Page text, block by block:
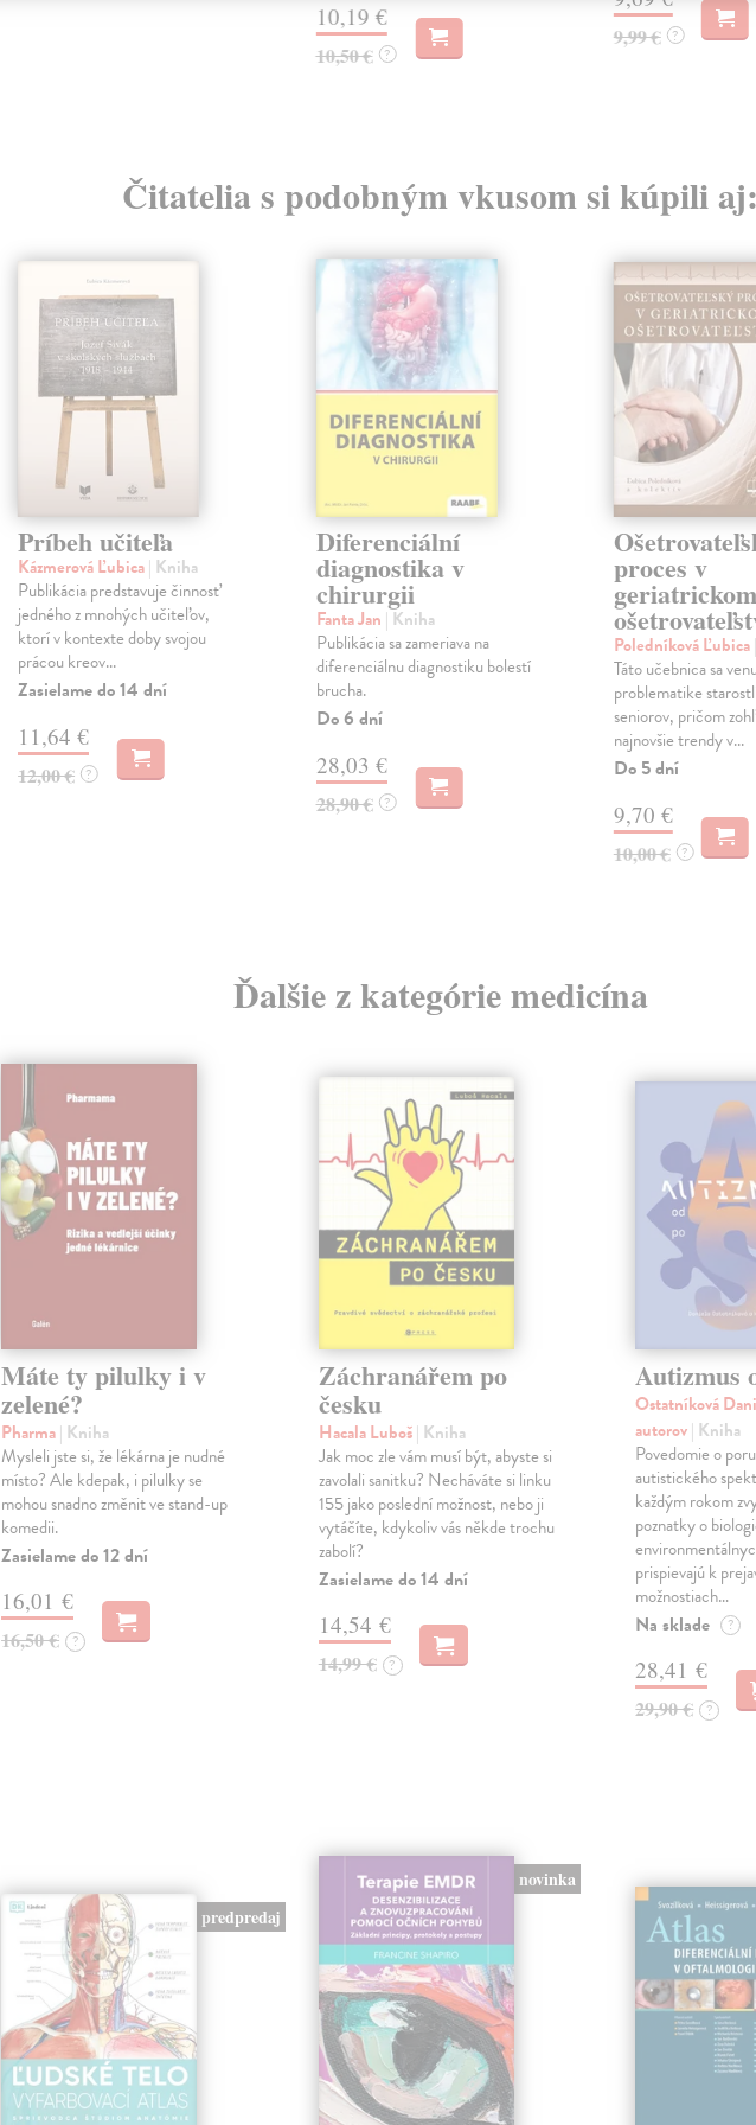
10,19 €
10,50 € ?
9,99 € ?
Čitatelia s podobným vkusom si kúpili aj:
Príbeh učiteľa
Kázmerová Ľubica| Kniha
Publikácia predstavuje činnosť
jedného z mnohých učiteľov,
ktorí v kontexte doby svojou
prácou kreov...
Zasielame do 14 dní
11,64 €
12,00 € ?
Diferenciální
diagnostika v
chirurgii
Fanta Jan | Kniha
Publikácia sa zameriava na
diferenciálnu diagnostiku bolestí
brucha.
Do 6 dní
28,03 €
28,90 € ?
proces v
geriatrickom
Poledníková Ľubica
Táto učebnica sa
problematike
seniorov, pričom
najnovšie trendy v...
Do 5 dní
9,70 €
10,00 € ?
Ďalšie z kategórie medicína
Máte ty pilulky i v
zelené?
Pharma| Kniha
Mysleli jste si, že lékárna je nudné
místo? Ale kdepak, i pilulky se
mohou snadno změnit ve stand-up
komedii.
Zasielame do 12 dní
16,01 €
16,50 € ?
Záchranářem po
česku
Hacala Luboš| Kniha
Jak moc zle vám musí být, abyste si
zavolali sanitku? Necháváte si linku
155 jako poslední možnost, nebo ji
vytáčíte, kdykoliv vás někde trochu
zabolí?
Zasielame do 14 dní
14,54 €
14,99 € ?
Autizmus
Ostatníková
autorov| Kniha
Povedomie o
autistického
každým rokom
poznatky o
prispievajú k
možnostiach…
Na sklade ?
28,41 €
29,90 € ?
predpredaj
novinka